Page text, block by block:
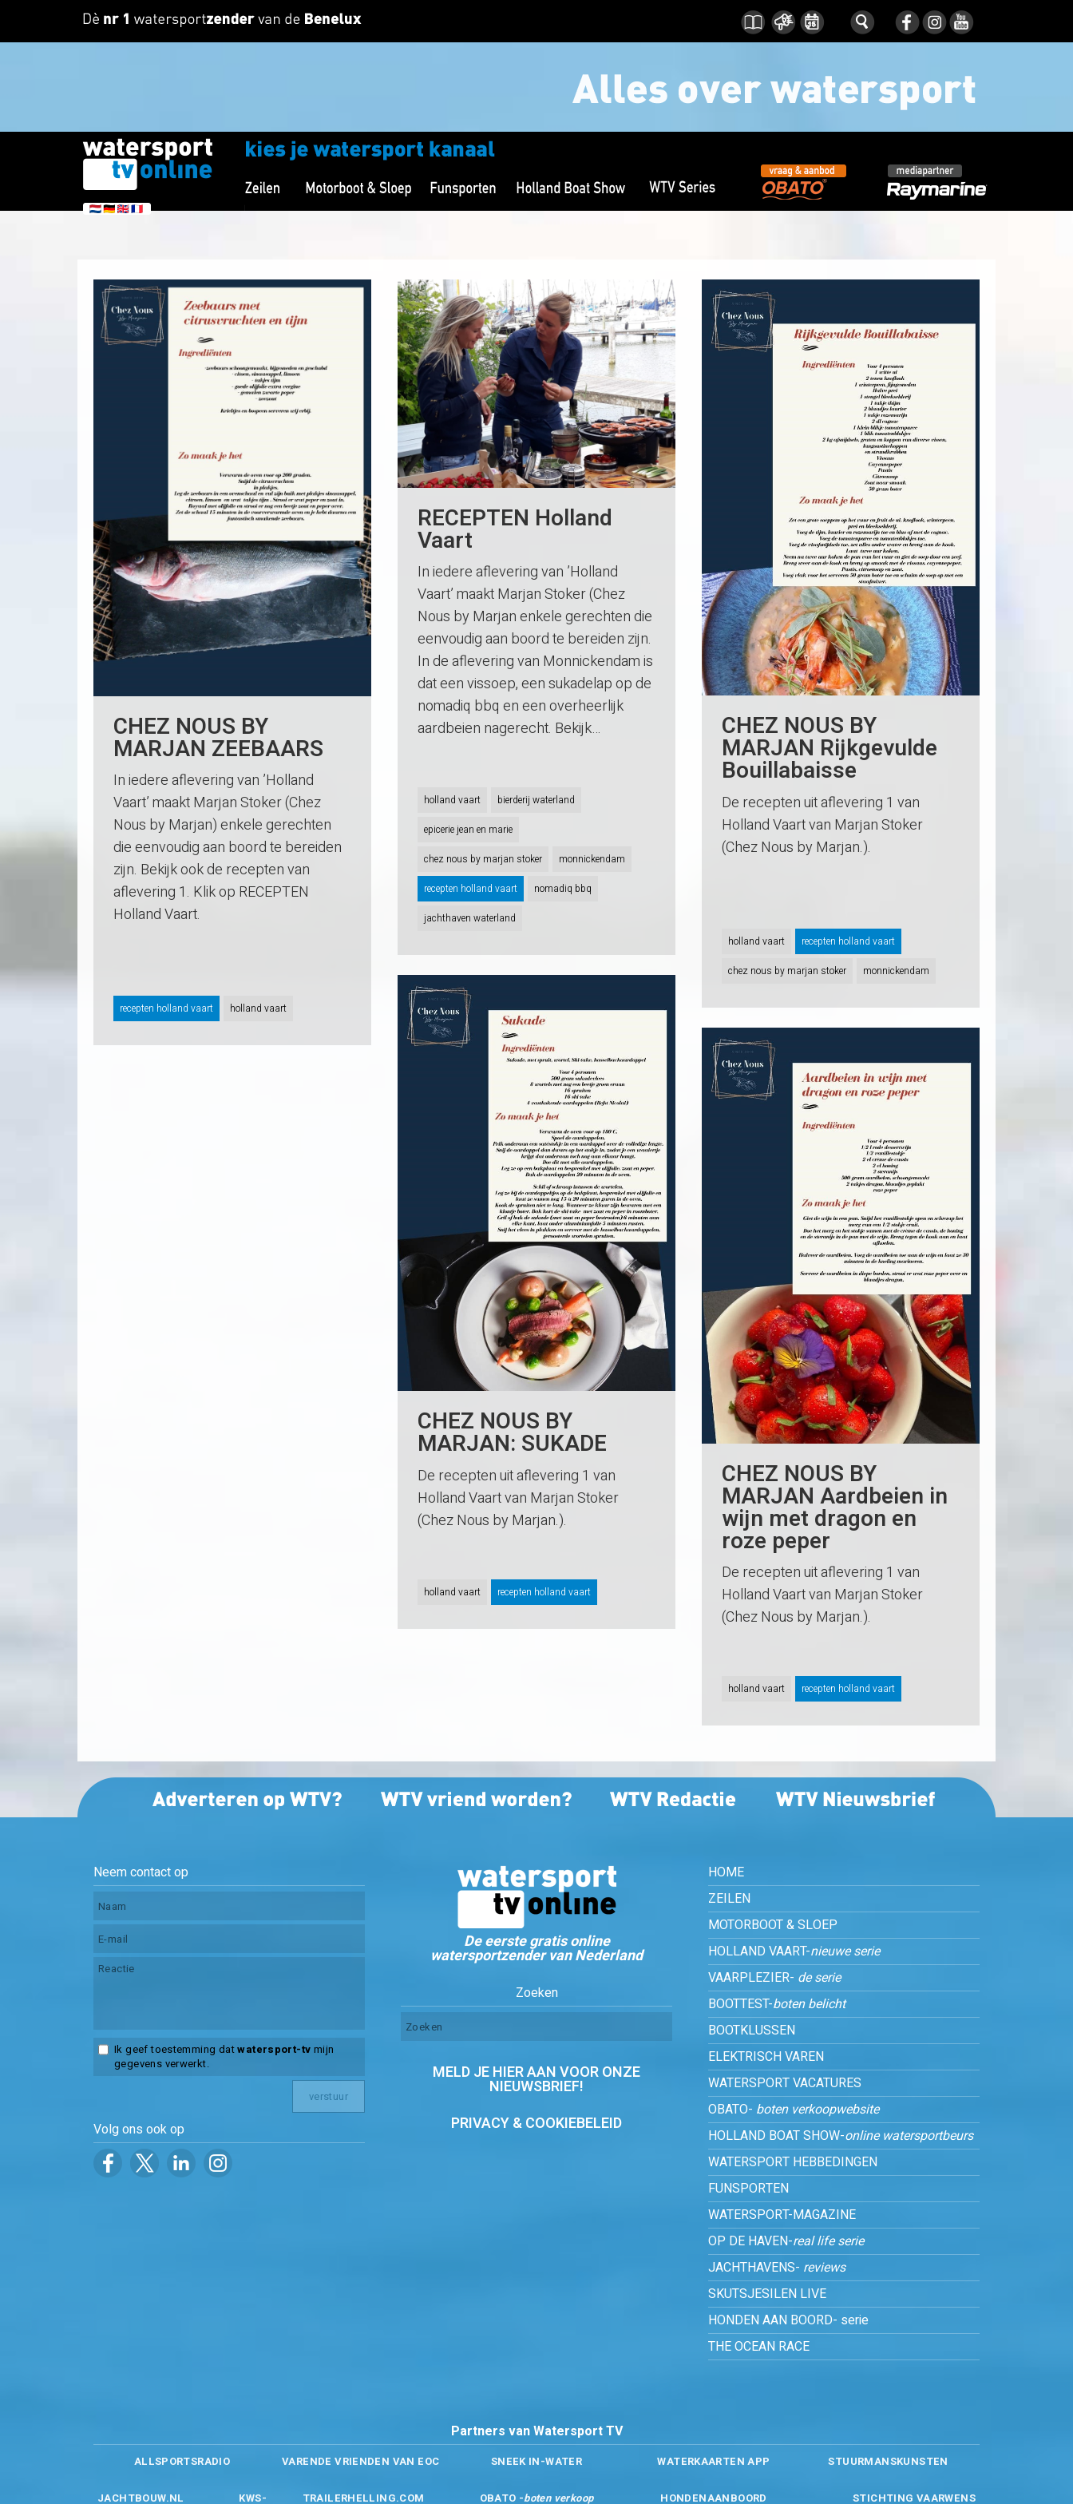
CHEZ NOUS BY
MARJAN ZEEBAARS
In iedere aflevering van ’Holland
Vaart’ maakt Marjan Stoker (Chez
Nous by Marjan) enkele gerechten
die eenvoudig aan boord te bereiden
zijn. Bekijk ook de recepten van
aflevering 1. Klik op RECEPTEN
Holland Vaart.
recepten holland vaart holland vaart
RECEPTEN Holland
Vaart
In iedere aflevering van ’Holland
Vaart’ maakt Marjan Stoker (Chez
Nous by Marjan enkele gerechten die
eenvoudig aan boord te bereiden zijn.
In de aflevering van Monnickendam is
dat een vissoep, een sukadelap op de
nomadiq bbq en een overheerlijk
aardbeien nagerecht. Bekijk…
holland vaart bierderij waterland
epicerie jean en marie
chez nous by marjan stoker monnickendam
recepten holland vaart nomadiq bbq
jachthaven waterland
CHEZ NOUS BY
MARJAN Rijkgevulde
Bouillabaisse
De recepten uit aflevering 1 van
Holland Vaart van Marjan Stoker
(Chez Nous by Marjan.).
holland vaart recepten holland vaart
chez nous by marjan stoker monnickendam
CHEZ NOUS BY
MARJAN: SUKADE
De recepten uit aflevering 1 van
Holland Vaart van Marjan Stoker
(Chez Nous by Marjan.).
holland vaart recepten holland vaart
CHEZ NOUS BY
MARJAN Aardbeien in
wijn met dragon en
roze peper
De recepten uit aflevering 1 van
Holland Vaart van Marjan Stoker
(Chez Nous by Marjan.).
holland vaart recepten holland vaart
Neem contact op
Ik geef toestemming datwatersport-tv mijn
gegevens verwerkt.
Volg ons ook op
De eerste gratis online
watersportzender van Nederland
Zoeken
MELD JE HIER AAN VOOR ONZE
NIEUWSBRIEF!
PRIVACY & COOKIEBELEID
HOME
ZEILEN
MOTORBOOT & SLOEP
HOLLAND VAART-nieuwe serie
VAARPLEZIER- de serie
BOOTTEST-boten belicht
BOOTKLUSSEN
ELEKTRISCH VAREN
WATERSPORT VACATURES
OBATO- boten verkoopwebsite
HOLLAND BOAT SHOW-online watersportbeurs
WATERSPORT HEBBEDINGEN
FUNSPORTEN
WATERSPORT-MAGAZINE
OP DE HAVEN-real life serie
JACHTHAVENS- reviews
SKUTSJESILEN LIVE
HONDEN AAN BOORD- serie
THE OCEAN RACE
Partners van Watersport TV
ALLSPORTSRADIO VARENDE VRIENDEN VAN EOC SNEEK IN-WATER WATERKAARTEN APP STUURMANSKUNSTEN
JACHTBOUW.NL KWS- TRAILERHELLING.COM OBATO -boten verkoop HONDENAANBOORD STICHTING VAARWENS